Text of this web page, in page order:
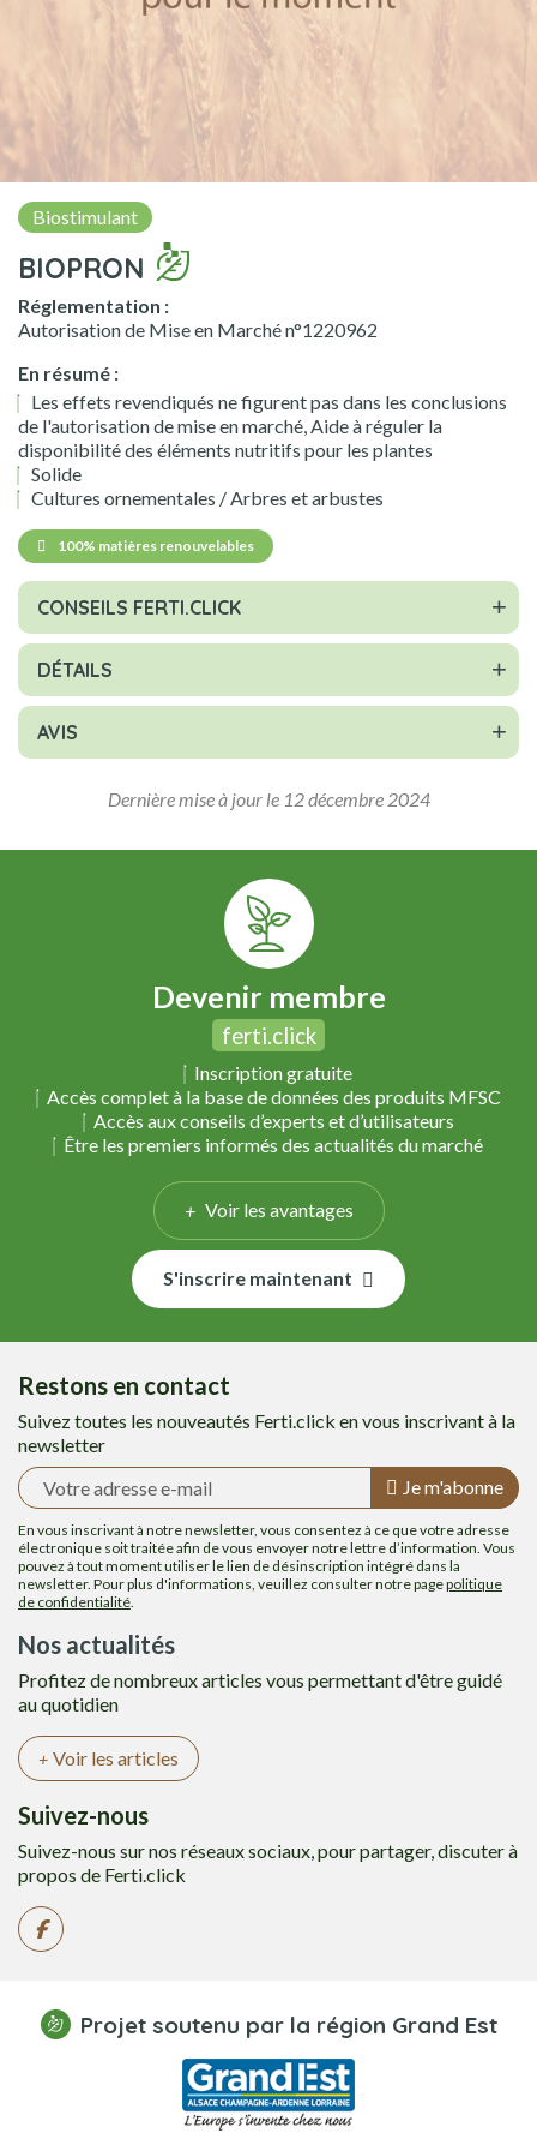
Biostimulant
BIOPRON
Réglementation :
Autorisation de Mise en Marché n°1220962
En résumé :
Les effets revendiqués ne figurent pas dans les conclusions
de l'autorisation de mise en marché, Aide à réguler la
disponibilité des éléments nutritifs pour les plantes
Solide
Cultures ornementales / Arbres et arbustes
100% matières renouvelables
CONSEILS FERTI.CLICK
DÉTAILS
AVIS
Dernière mise à jour le 12 décembre 2024
Devenir membre
ferti.click
Inscription gratuite
Accès complet à la base de données des produits MFSC
Accès aux conseils d’experts et d’utilisateurs
Être les premiers informés des actualités du marché
Voir les avantages
S'inscrire maintenant
Restons en contact
Suivez toutes les nouveautés Ferti.click en vous inscrivant à la
newsletter
Je m'abonne
En vous inscrivant à notre newsletter, vous consentez à ce que votre adresse
électronique soit traitée afin de vous envoyer notre lettre d’information. Vous
pouvez à tout moment utiliser le lien de désinscription intégré dans la
newsletter. Pour plus d'informations, veuillez consulter notre pagepolitique
de confidentialité
Nos actualités
Profitez de nombreux articles vous permettant d'être guidé
au quotidien
Voir les articles
Suivez-nous
Suivez-nous sur nos réseaux sociaux, pour partager, discuter à
propos de Ferti.click
Projet soutenu par la région Grand Est